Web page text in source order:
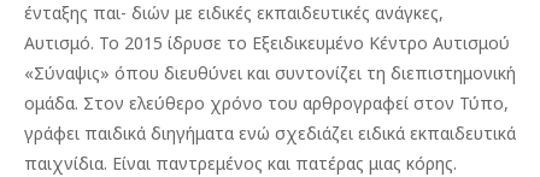
ένταξης παι- διών με ειδικές εκπαιδευτικές ανάγκες,
Αυτισμό. Το 2015 ίδρυσε το Εξειδικευμένο Κέντρο Αυτισμού
«Σύναψις» όπου διευθύνει και συντονίζει τη διεπιστημονική
ομάδα. Στον ελεύθερο χρόνο του αρθρογραφεί στον Τύπο,
γράφει παιδικά διηγήματα ενώ σχεδιάζει ειδικά εκπαιδευτικά
παιχνίδια. Είναι παντρεμένος και πατέρας μιας κόρης.